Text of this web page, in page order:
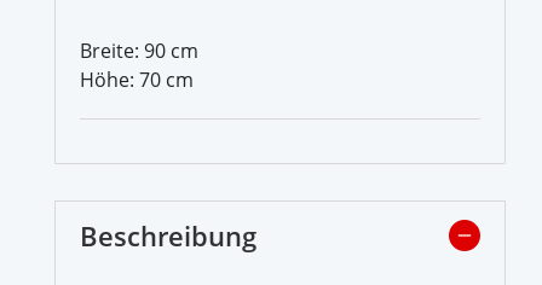
Breite: 90 cm
Höhe: 70 cm
Beschreibung